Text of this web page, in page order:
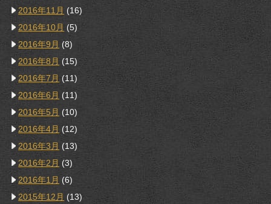
2016年11月 (16)
2016年10月 (5)
2016年9月 (8)
2016年8月 (15)
2016年7月 (11)
2016年6月 (11)
2016年5月 (10)
2016年4月 (12)
2016年3月 (13)
2016年2月 (3)
2016年1月 (6)
2015年12月 (13)